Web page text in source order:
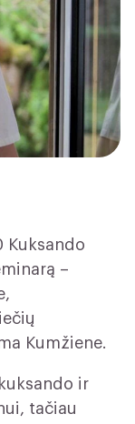
Kuksando
–
Kumžiene.
ir
tačiau